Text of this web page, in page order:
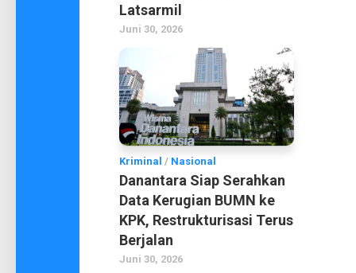
Latsarmil
Juni 30, 2026
Kriminal / Nasional
Danantara Siap Serahkan
Data Kerugian BUMN ke
KPK, Restrukturisasi Terus
Berjalan
Juni 30, 2026